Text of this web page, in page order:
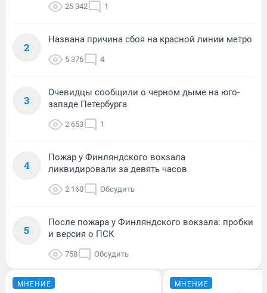
25 342 1
2
Названа причина сбоя на красной линии метро
5 376 4
3
Очевидцы сообщили о черном дыме на юго-
западе Петербурга
2 653 1
4
Пожар у Финляндского вокзала
ликвидировали за девять часов
2 160 Обсудить
5
После пожара у Финляндского вокзала: пробки
и версия о ПСК
758 Обсудить
МНЕНИЕ МНЕНИЕ